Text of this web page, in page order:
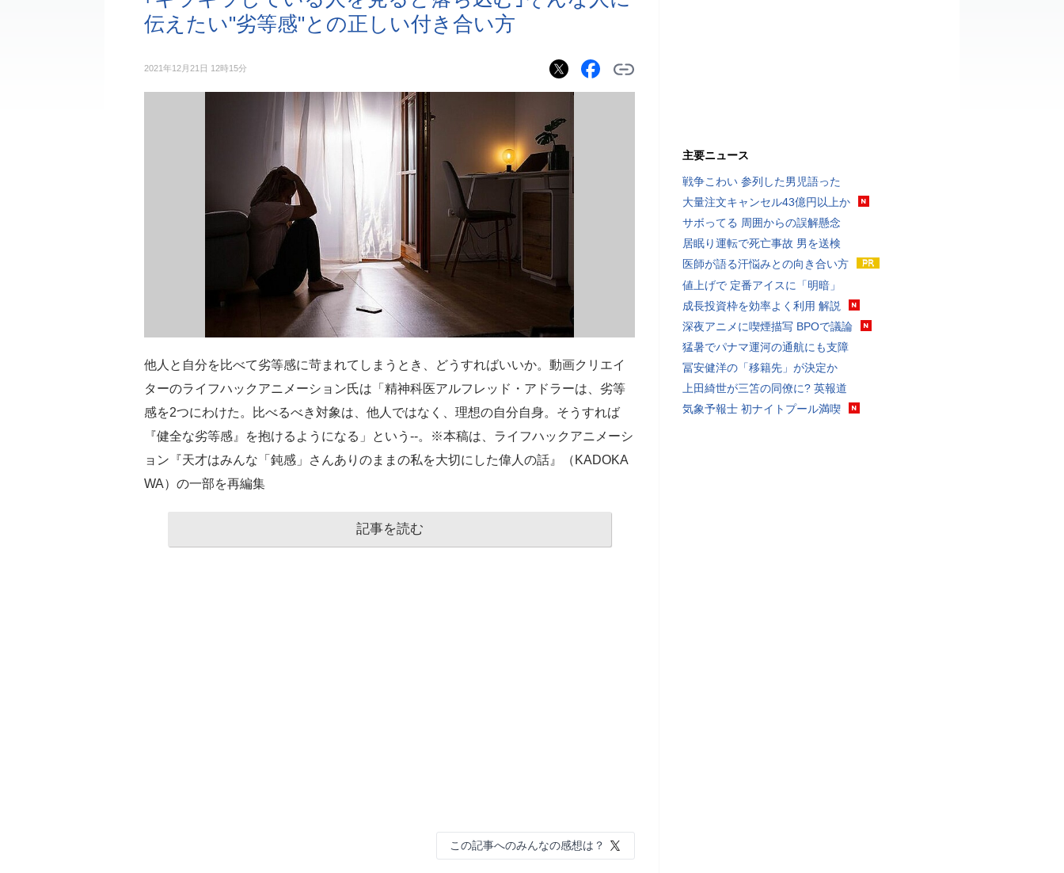
伝えたい"劣等感"との正しい付き合い方
2021年12月21日 12時15分
他人と自分を比べて劣等感に苛まれてしまうとき、どうすればいいか。動画クリエイ
ターのライフハックアニメーション氏は「精神科医アルフレッド・アドラーは、劣等
感を2つにわけた。比べるべき対象は、他人ではなく、理想の自分自身。そうすれば
『健全な劣等感』を抱けるようになる」という--。※本稿は、ライフハックアニメーシ
ョン『天才はみんな「鈍感」さんありのままの私を大切にした偉人の話』（KADOKA
WA）の一部を再編集
記事を読む
この記事へのみんなの感想は？
主要ニュース
戦争こわい 参列した男児語った
大量注文キャンセル43億円以上か
サボってる 周囲からの誤解懸念
居眠り運転で死亡事故 男を送検
医師が語る汗悩みとの向き合い方
値上げで 定番アイスに「明暗」
成長投資枠を効率よく利用 解説
深夜アニメに喫煙描写 BPOで議論
猛暑でパナマ運河の通航にも支障
冨安健洋の「移籍先」が決定か
上田綺世が三笘の同僚に? 英報道
気象予報士 初ナイトプール満喫